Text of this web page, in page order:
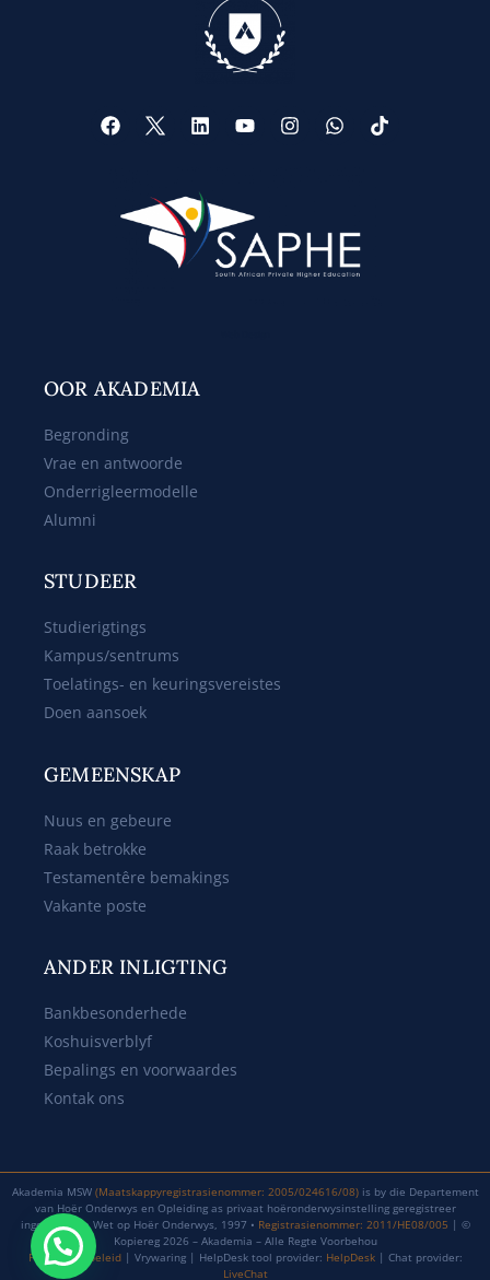
OOR AKADEMIA
Begronding
Vrae en antwoorde
Onderrigleermodelle
Alumni
STUDEER
Studierigtings
Kampus/sentrums
Toelatings- en keuringsvereistes
Doen aansoek
GEMEENSKAP
Nuus en gebeure
Raak betrokke
Testamentêre bemakings
Vakante poste
ANDER INLIGTING
Bankbesonderhede
Koshuisverblyf
Bepalings en voorwaardes
Kontak ons
Akademia MSW (Maatskappyregistrasienommer: 2005/024616/08)is by die Departement
van Hoër Onderwys en Opleiding as privaat hoëronderwysinstelling geregistreer
ingevolge die Wet op Hoër Onderwys, 1997 • Registrasienommer: 2011/HE08/005 | ©
Kopiereg 2026 – Akademia – Alle Regte Voorbehou
Privaatheidbeleid| Vrywaring | HelpDesk tool provider: HelpDesk| Chat provider:
LiveChat